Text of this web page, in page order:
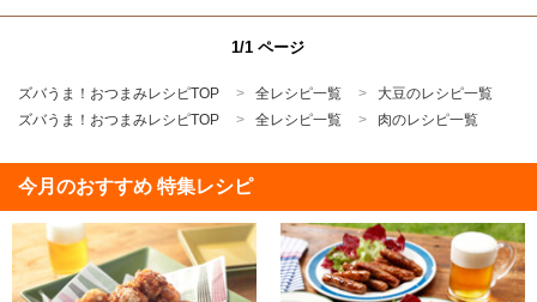
1/1 ページ
ズバうま！おつまみレシピTOP 全レシピ一覧
大豆のレシピ一覧
ズバうま！おつまみレシピTOP
全レシピ一覧 肉のレシピ一覧
今月のおすすめ 特集レシピ